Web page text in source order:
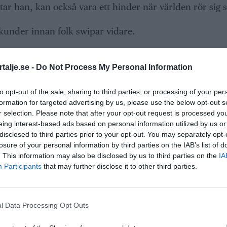
- Do Not Process My Personal Information
opt-out of the sale, sharing to third parties, or processing of your
for targeted advertising by us, please use the below opt-out
selection. Please note that after your opt-out request is processed
interest-based ads based on personal information utilized by us
to third parties prior to your opt-out. You may separately
of your personal information by third parties on the IAB’s list of
This information may also be disclosed by us to third parties on the
Participants that may further disclose it to other third parties.
Data Processing Opt Outs
han, kan också vara ett hinder när världen rör sig
innan folk swipar vidare.
fördomar.
vad man har och bara antar saker för att man sitter
att man har elva olika diagnoser man inte
honom grunderna, och i högstadiet ville han hitta en
om man inte är insatt, men man kan få riktigt vackra